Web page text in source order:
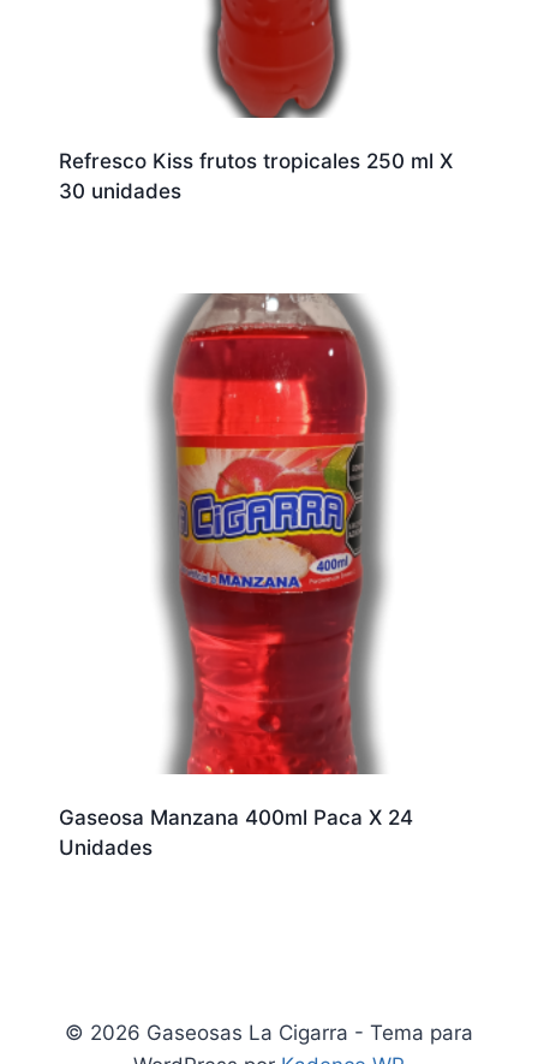
Refresco Kiss frutos tropicales 250 ml X
30 unidades
Gaseosa Manzana 400ml Paca X 24
Unidades
© 2026 Gaseosas La Cigarra - Tema para